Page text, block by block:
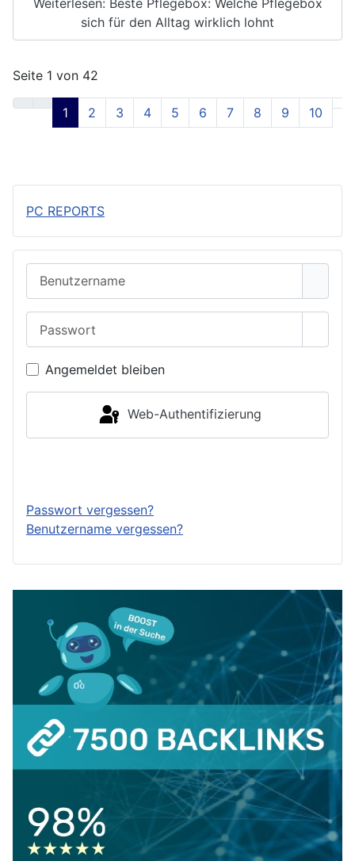
Weiterlesen: Beste Pflegebox: Welche Pflegebox
sich für den Alltag wirklich lohnt
Seite 1 von 42
1 2 3 4 5 6 7 8 9 10
PC REPORTS
Angemeldet bleiben
Web-Authentifizierung
Passwort vergessen?
Benutzername vergessen?